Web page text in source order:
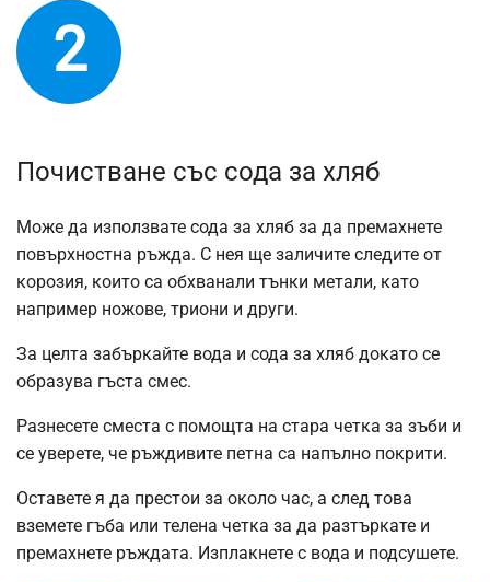
2
Почистване със сода за хляб
Може да използвате сода за хляб за да премахнете
повърхностна ръжда. С нея ще заличите следите от
корозия, които са обхванали тънки метали, като
например ножове, триони и други.
За целта забъркайте вода и сода за хляб докато се
образува гъста смес.
Разнесете сместа с помощта на стара четка за зъби и
се уверете, че ръждивите петна са напълно покрити.
Оставете я да престои за около час, а след това
вземете гъба или телена четка за да разтъркате и
премахнете ръждата. Изплакнете с вода и подсушете.